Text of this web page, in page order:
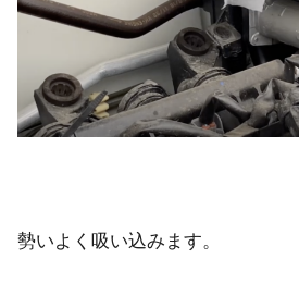
勢いよく吸い込みます。